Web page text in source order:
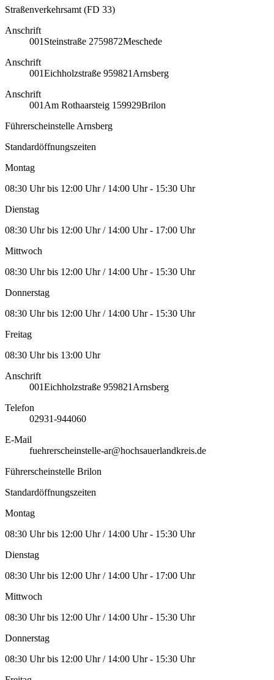
Straßenverkehrsamt (FD 33)
Anschrift
001 Steinstraße 2759872Meschede
Anschrift
001Eichholzstraße 959821 Arnsberg
Anschrift
001 Am Rothaarsteig 1 59929Brilon
Führerscheinstelle Arnsberg
Standardöffnungszeiten
Montag
08:30 Uhr bis 12:00 Uhr / 14:00 Uhr - 15:30 Uhr
Dienstag
08:30 Uhr bis 12:00 Uhr / 14:00 Uhr - 17:00 Uhr
Mittwoch
08:30 Uhr bis 12:00 Uhr / 14:00 Uhr - 15:30 Uhr
Donnerstag
08:30 Uhr bis 12:00 Uhr / 14:00 Uhr - 15:30 Uhr
Freitag
08:30 Uhr bis 13:00 Uhr
Anschrift
001Eichholzstraße 959821 Arnsberg
Telefon
02931-944060
E-Mail
fuehrerscheinstelle-ar@hochsauerlandkreis.de
Führerscheinstelle Brilon
Standardöffnungszeiten
Montag
08:30 Uhr bis 12:00 Uhr / 14:00 Uhr - 15:30 Uhr
Dienstag
08:30 Uhr bis 12:00 Uhr / 14:00 Uhr - 17:00 Uhr
Mittwoch
08:30 Uhr bis 12:00 Uhr / 14:00 Uhr - 15:30 Uhr
Donnerstag
08:30 Uhr bis 12:00 Uhr / 14:00 Uhr - 15:30 Uhr